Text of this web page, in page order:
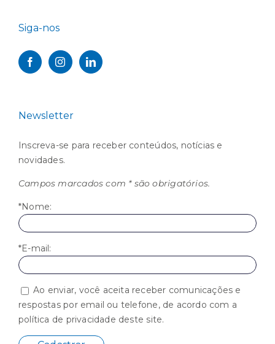
Siga-nos
Newsletter
Inscreva-se para receber conteúdos, notícias e
novidades.
Campos marcados com * são obrigatórios.
*Nome:
*E-mail:
Ao enviar, você aceita receber comunicações e
respostas por email ou telefone, de acordo com a
política de privacidade deste site.